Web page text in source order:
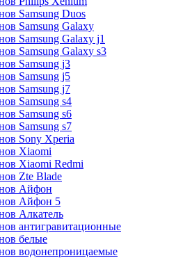
Samsung Duos
Samsung Galaxy
Samsung Galaxy j1
Samsung Galaxy s3
Samsung j3
Samsung j5
Samsung j7
Samsung s4
Samsung s6
Samsung s7
Sony Xperia
Xiaomi
Xiaomi Redmi
Zte Blade
Айфон
Айфон 5
Алкатель
антигравитационные
белые
водонепроницаемые